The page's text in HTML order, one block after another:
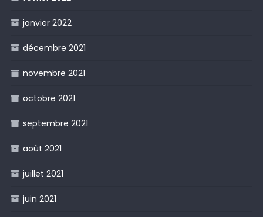
janvier 2022
décembre 2021
novembre 2021
octobre 2021
septembre 2021
août 2021
juillet 2021
juin 2021